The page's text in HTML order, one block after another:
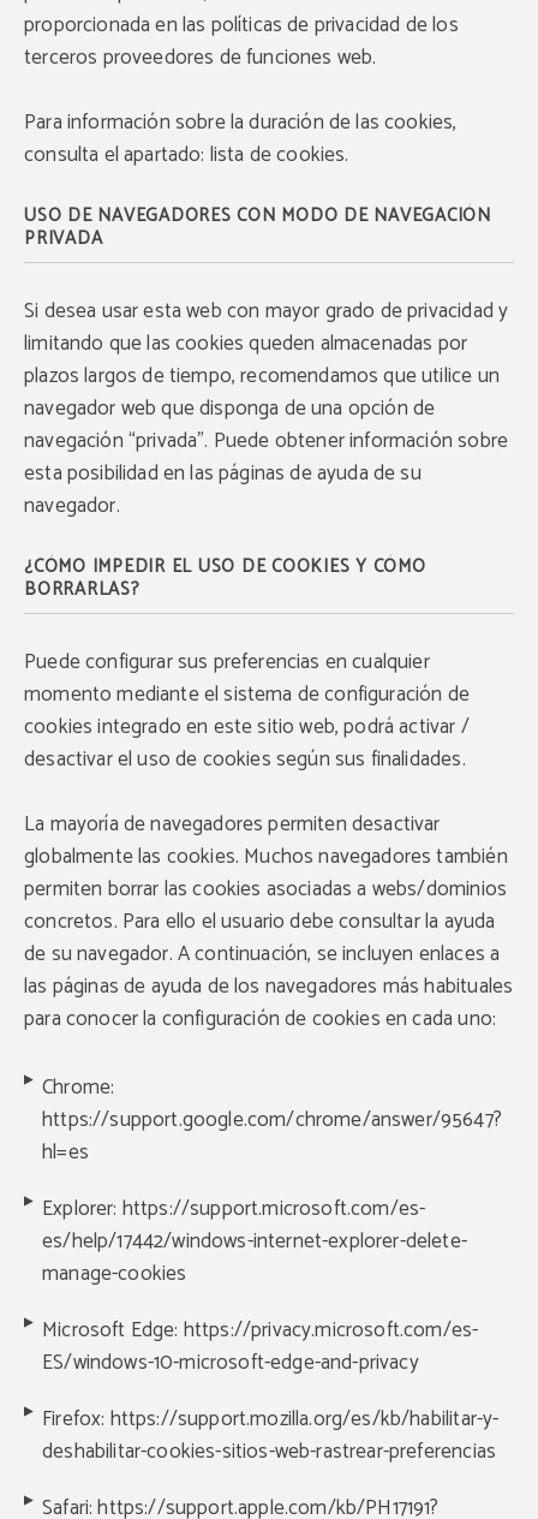
proporcionada en las políticas de privacidad de los
terceros proveedores de funciones web.
Para información sobre la duración de las cookies,
consulta el apartado: lista de cookies.
USO DE NAVEGADORES CON MODO DE NAVEGACIÓN
PRIVADA
Si desea usar esta web con mayor grado de privacidad y
limitando que las cookies queden almacenadas por
plazos largos de tiempo, recomendamos que utilice un
navegador web que disponga de una opción de
navegación “privada”. Puede obtener información sobre
esta posibilidad en las páginas de ayuda de su
navegador.
¿CÓMO IMPEDIR EL USO DE COOKIES Y CÓMO
BORRARLAS?
Puede configurar sus preferencias en cualquier
momento mediante el sistema de configuración de
cookies integrado en este sitio web, podrá activar /
desactivar el uso de cookies según sus finalidades.
La mayoría de navegadores permiten desactivar
globalmente las cookies. Muchos navegadores también
permiten borrar las cookies asociadas a webs/dominios
concretos. Para ello el usuario debe consultar la ayuda
de su navegador. A continuación, se incluyen enlaces a
las páginas de ayuda de los navegadores más habituales
para conocer la configuración de cookies en cada uno:
Chrome:
https://support.google.com/chrome/answer/95647?
hl=es
Explorer: https://support.microsoft.com/es-
es/help/17442/windows-internet-explorer-delete-
manage-cookies
Microsoft Edge: https://privacy.microsoft.com/es-
ES/windows-10-microsoft-edge-and-privacy
Firefox: https://support.mozilla.org/es/kb/habilitar-y-
deshabilitar-cookies-sitios-web-rastrear-preferencias
Safari:https://support.apple.com/kb/PH17191?